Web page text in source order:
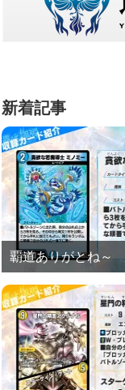
新着記事
覇道ありがとね～